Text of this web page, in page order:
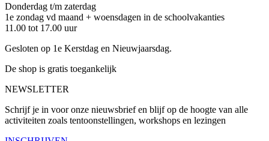
Donderdag t/m zaterdag
1e zondag vd maand + woensdagen in de schoolvakanties
11.00 tot 17.00 uur
Gesloten op 1e Kerstdag en Nieuwjaarsdag.
De shop is gratis toegankelijk
NEWSLETTER
Schrijf je in voor onze nieuwsbrief en blijf op de hoogte van alle
activiteiten zoals tentoonstellingen, workshops en lezingen